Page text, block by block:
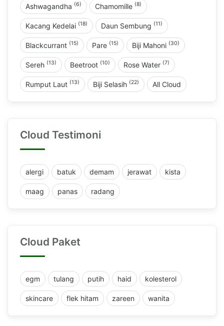
Ashwagandha (6) Chamomille (8)
Kacang Kedelai (18) Daun Sembung (11)
Blackcurrant (15) Pare (15) Biji Mahoni (30)
Sereh (13) Beetroot (10) Rose Water (7)
Rumput Laut (13) Biji Selasih (22) All Cloud
Cloud Testimoni
alergi batuk demam jerawat kista
maag panas radang
Cloud Paket
egm tulang putih haid kolesterol
skincare flek hitam zareen wanita